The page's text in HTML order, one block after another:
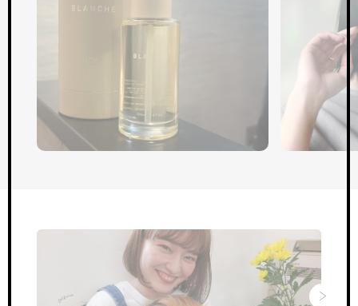
TOP サイトトップ
FEATURE 特徴・働き方
STAFF VOICE スタッフの声